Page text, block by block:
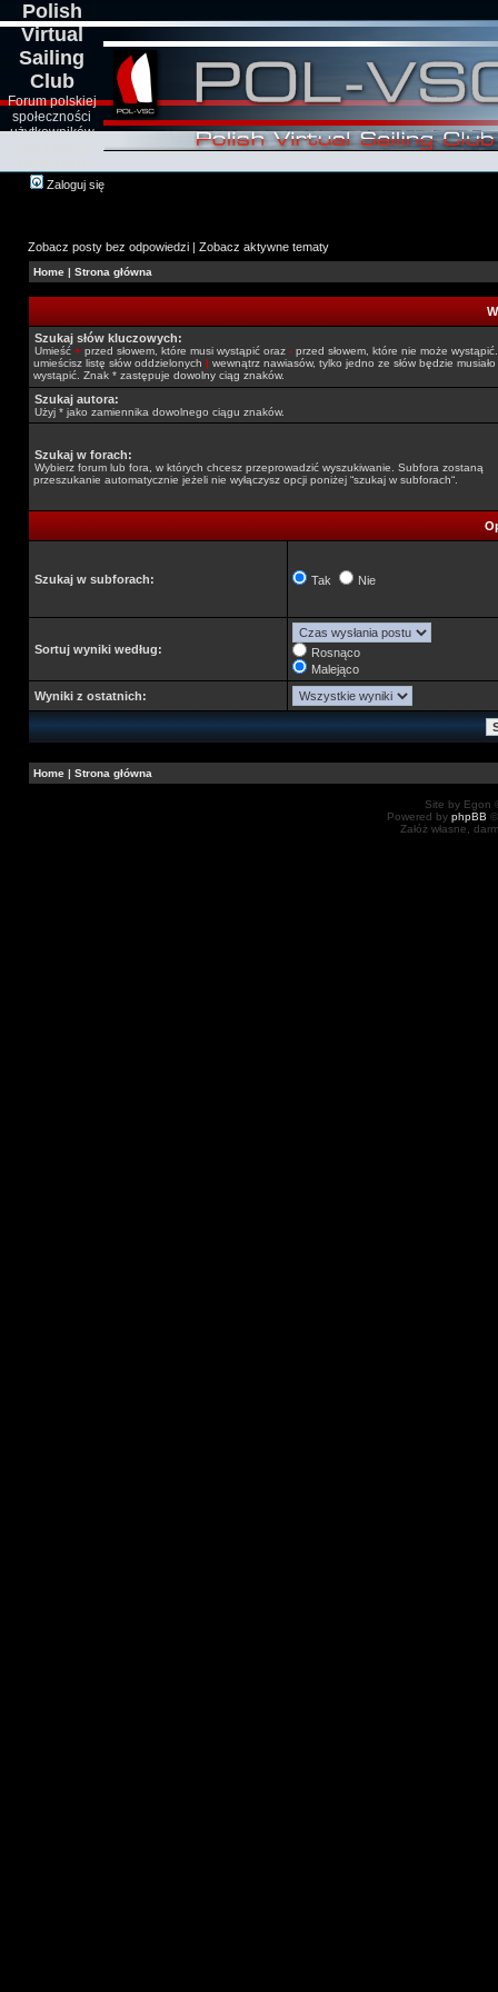
Polish
Virtual
Sailing
Club
Forum polskiej
społeczności
użytkowników
Zaloguj się
Zobacz posty bez odpowiedzi | Zobacz aktywne tematy
Home | Strona główna
Szukaj słów kluczowych:
Umieść + przed słowem, które musi wystąpić oraz - przed słowem, które nie może
umieścisz listę słów oddzielonych | wewnątrz nawiasów, tylko jedno ze słów będzie musiało
wystąpić. Znak * zastępuje dowolny ciąg znaków.
Szukaj autora:
Użyj * jako zamiennika dowolnego ciągu znaków.
Szukaj w forach:
Wybierz forum lub fora, w których chcesz przeprowadzić wyszukiwanie. Subfora zostaną
przeszukanie automatycznie jeżeli nie wyłączysz opcji poniżej “szukaj w subforach“.
Szukaj w subforach: Tak Nie
Sortuj wyniki według:
Rosnąco
Malejąco
Wyniki z ostatnich:
Home | Strona główna
Site by Egon
Powered by phpBB
Załóż własne,